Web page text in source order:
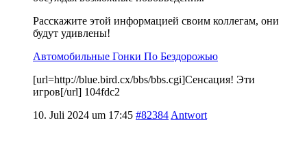
Расскажите этой информацией своим коллегам, они
будут удивлены!
Автомобильные Гонки По Бездорожью
[url=http://blue.bird.cx/bbs/bbs.cgi]Сенсация! Эти
игров[/url] 104fdc2
10. Juli 2024 um 17:45 #82384 Antwort